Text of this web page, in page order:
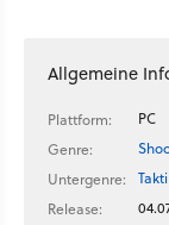
Allgemeine
Plattform:
PC
Genre:
Untergenre:
Release: